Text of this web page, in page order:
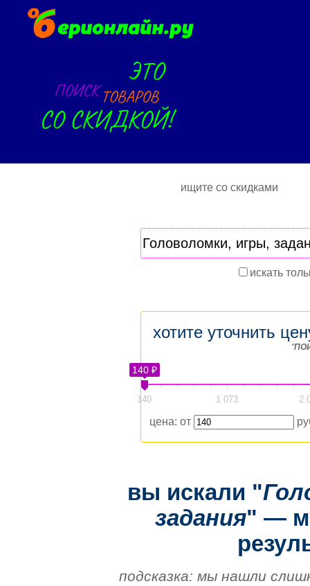
ищите со скидками
искать
хотите уточнить
"
140 ₽
140 1 073 2
цена: от
вы искали "
задания" —
подсказка: мы нашли